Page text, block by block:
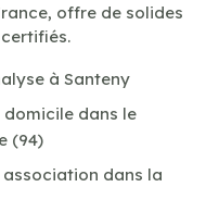
offre de solides
à Santeny
dans le
(94)
dans la